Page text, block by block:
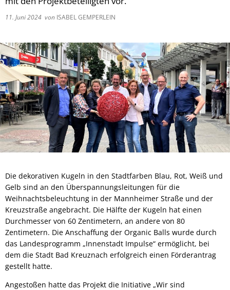
11. Juni 2024 von ISABEL GEMPERLEIN
Die dekorativen Kugeln in den Stadtfarben Blau, Rot, Weiß und
Gelb sind an den Überspannungsleitungen für die
Weihnachtsbeleuchtung in der Mannheimer Straße und der
Kreuzstraße angebracht. Die Hälfte der Kugeln hat einen
Durchmesser von 60 Zentimetern, an andere von 80
Zentimetern. Die Anschaffung der Organic Balls wurde durch
das Landesprogramm „Innenstadt Impulse“ ermöglicht, bei
dem die Stadt Bad Kreuznach erfolgreich einen Förderantrag
gestellt hatte.
Angestoßen hatte das Projekt die Initiative „Wir sind